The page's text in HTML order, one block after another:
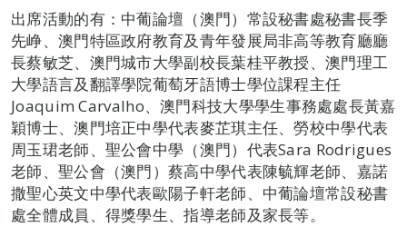
出席活動的有：中葡論壇（澳門）常設秘書處秘書長季
先峥、澳門特區政府教育及青年發展局非高等教育廳廳
長蔡敏芝、澳門城市大學副校長葉桂平教授、澳門理工
大學語言及翻譯學院葡萄牙語博士學位課程主任
Joaquim Carvalho、澳門科技大學學生事務處處長黃嘉
穎博士、澳門培正中學代表麥芷琪主任、勞校中學代表
周玉珺老師、聖公會中學（澳門）代表Sara Rodrigues
老師、聖公會（澳門）蔡高中學代表陳毓輝老師、嘉諾
撒聖心英文中學代表歐陽子軒老師、中葡論壇常設秘書
處全體成員、得獎學生、指導老師及家長等。